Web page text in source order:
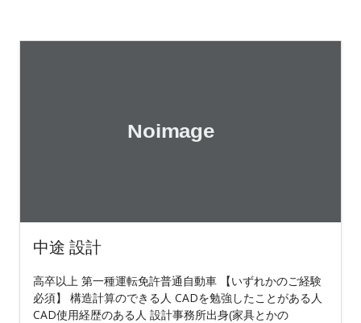
中途 設計
高卒以上 第一種運転免許普通自動車 【いずれかのご経験
必須】 構造計算のできる人 CADを勉強したことがある人
CAD使用経歴のある人 設計事務所出身(家具とかの